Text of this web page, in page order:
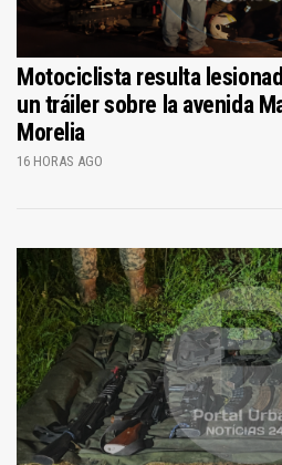
Motociclista resulta
un tráiler sobre la avenida
Morelia
16 HORAS AGO